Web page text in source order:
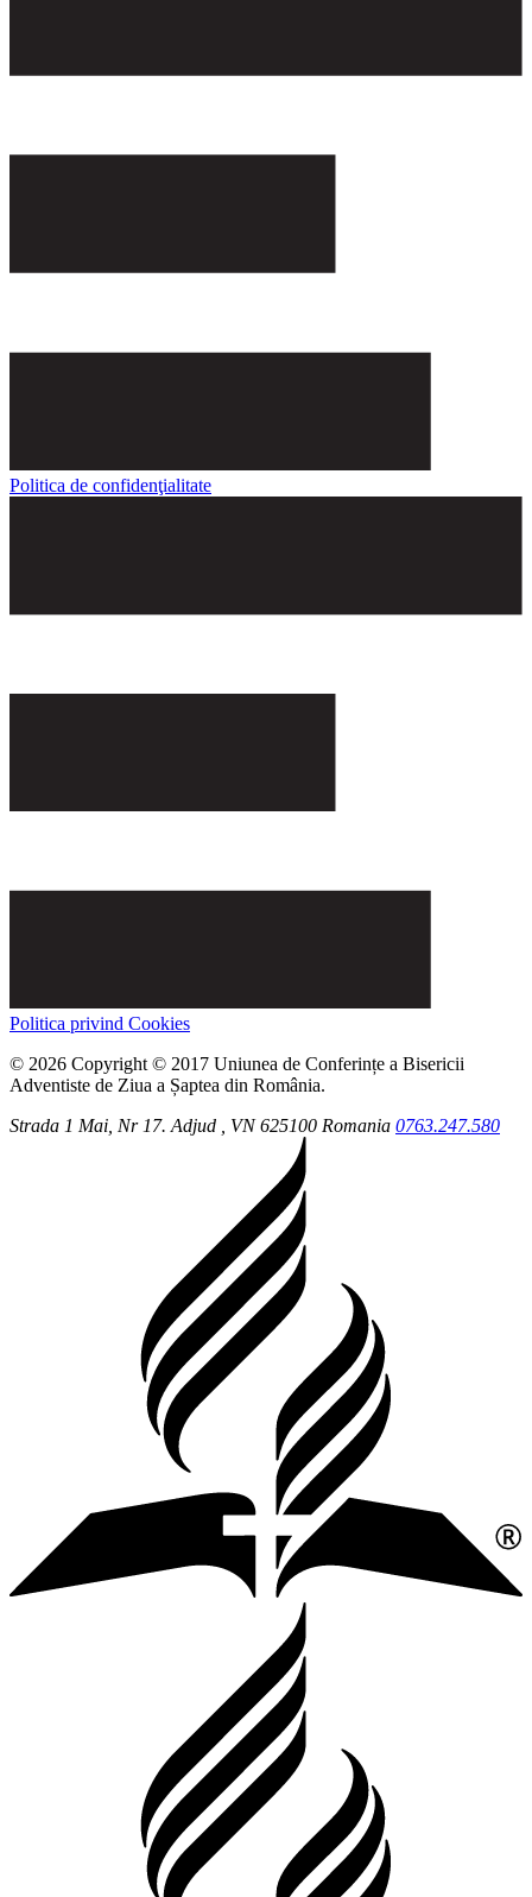
Politica de confidenţialitate
Politica privind Cookies
© 2026 Copyright © 2017 Uniunea de Conferințe a Bisericii
Adventiste de Ziua a Șaptea din România.
Strada 1 Mai, Nr 17.Adjud , VN 625100 Romania 0763.247.580